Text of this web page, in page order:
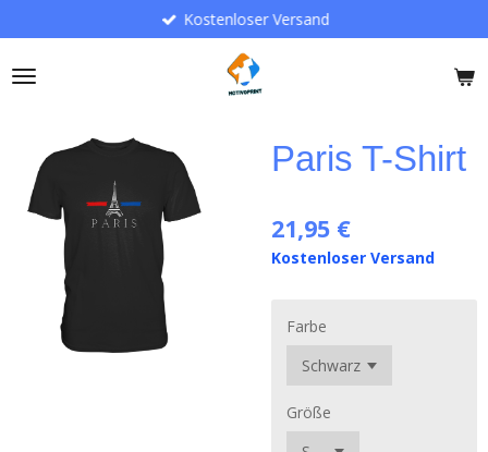
Hauptinhalt
springen
Kostenloser Versand
Paris T-Shirt
21,95 €
Kostenloser Versand
Farbe
Größe